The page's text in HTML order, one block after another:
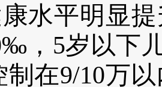
水平明显
‰ ， 5岁以下
制在9/10万